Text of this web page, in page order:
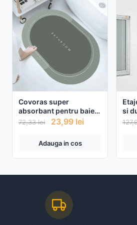
Covoras super
absorbant pentru baie
cu uscare rapida
72,33lei 23,99 lei
Adauga in cos
si